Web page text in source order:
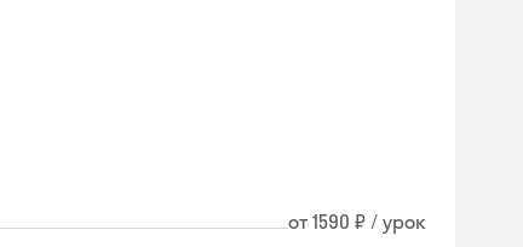
от 1590 ₽ / урок